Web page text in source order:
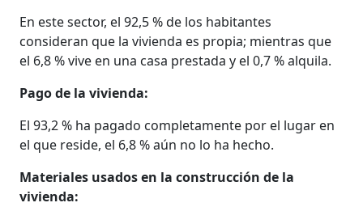
En este sector, el 92,5 % de los habitantes
consideran que la vivienda es propia; mientras que
el 6,8 % vive en una casa prestada y el 0,7 % alquila.
Pago de la vivienda:
El 93,2 % ha pagado completamente por el lugar en
el que reside, el 6,8 % aún no lo ha hecho.
Materiales usados en la construcción de la
vivienda: